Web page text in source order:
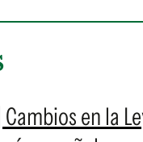
en la